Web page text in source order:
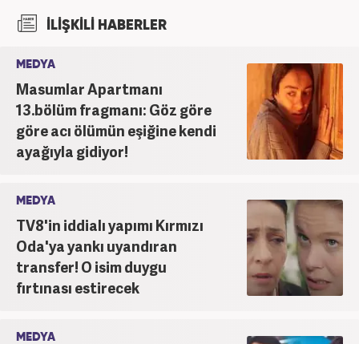
İLİŞKİLİ HABERLER
MEDYA
Masumlar Apartmanı
13.bölüm fragmanı: Göz göre
göre acı ölümün eşiğine kendi
ayağıyla gidiyor!
MEDYA
TV8'in iddialı yapımı Kırmızı
Oda'ya yankı uyandıran
transfer! O isim duygu
fırtınası estirecek
MEDYA